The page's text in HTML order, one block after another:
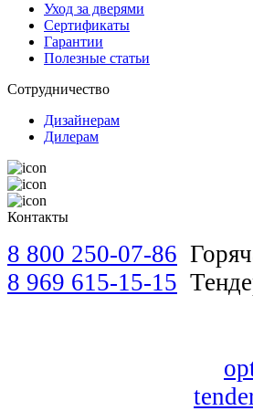
Уход за дверями
Сертификаты
Гарантии
Полезные статьи
Сотрудничество
Дизайнерам
Дилерам
Контакты
8 800 250-07-86
8 969 615-15-15